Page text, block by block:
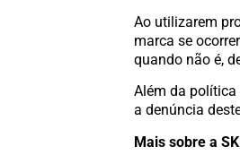
Ao utilizarem
marca se
quando não é,
Além da política
a denúncia
Mais sobre a